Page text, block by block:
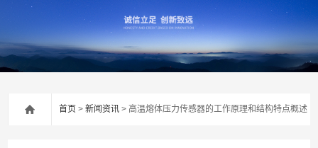
首页 >新闻资讯 > 高温熔体压力传感器的工作原理和结构特点概述